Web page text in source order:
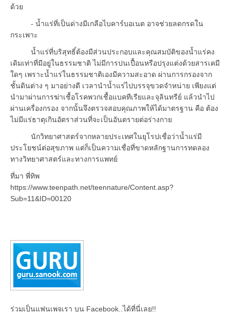
ด้วย
- น้ำแร่ที่เป็นด่างมีเกลือไบคาร์บอเนต อาจช่วยลดกรดใน
กระเพาะ
น้ำแร่ที่บริสุทธิ์ต้องมีส่วนประกอบและคุณสมบัติของน้ำแร่คง
เดิมเท่าที่มีอยู่ในธรรมชาติ ไม่มีการปนเปื้อนหรือปรุงแต่งด้วยสารเคมี
ใดๆ เพราะน้ำแร่ในธรรมชาติเองมีความสะอาด ผ่านการกรองจาก
ชั้นดินต่าง ๆ มาอย่างดี เวลานำน้ำแร่ไปบรรจุขวดจำหน่าย เพียงแต่
นำมาผ่านการฆ่าเชื้อโรคพวกเชื้อแบคทีเรียและจุลินทรีย์ แล้วนำไป
ผ่านเครื่องกรอง จากนั้นจึงตรวจสอบคุณภาพให้ได้มาตรฐาน คือ ต้อง
ไม่มีแร่ธาตุเกินอัตราส่วนที่จะเป็นอันตรายต่อร่างกาย
นักวิทยาศาสตร์จากหลายประเทศในยุโรปเชื่อว่าน้ำแร่มี
ประโยชน์ต่อสุขภาพ แต่ก็เป็นความเชื่อที่ขาดหลักฐานการทดลอง
ทางวิทยาศาสตร์และทางการแพทย์
ที่มา พี่ทิพ
https://www.teenpath.net/teennature/Content.asp?
Sub=11&ID=00120
ร่วมเป็นแฟนเพจเรา บน Facebook..ได้ที่นี่เลย!!